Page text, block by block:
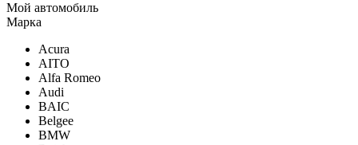
Мой автомобиль
Марка
Acura
AITO
Alfa Romeo
Audi
BAIC
Belgee
BMW